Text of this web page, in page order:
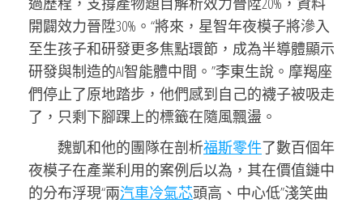
開闢效力晉陞30%。“將來，星智年夜模子將滲入
至生孩子和研發更多焦點環節，成為半導體顯示
研發與制造的AI智能體中間。”李東生說。摩羯座
們停止了原地踏步，他們感到自己的襪子被吸走
了，只剩下腳踝上的標籤在隨風飄盪。
魏凱和他的團隊在剖析福斯零件了數百個年
夜模子在產業利用的案例后以為，其在價值鏈中
的分布浮現“兩汽車冷氣芯頭高、中心低”淺笑曲